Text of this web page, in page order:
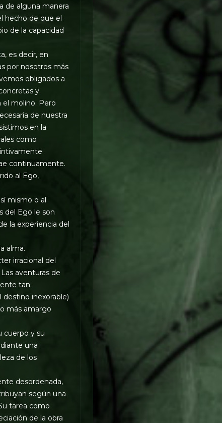
de alguna manera
hecho de que el
de la capacidad
es decir, en
por nosotros más
obligados a
y
el molino. Pero
de nuestra
en la
como
continuamente.
al Ego,
mismo o al
del Ego le son
la experiencia del
alma.
irracional del
aventuras de
tan
inexorable)
más amargo
cuerpo y su
una
de los
desordenada,
según una
tarea como
de la obra